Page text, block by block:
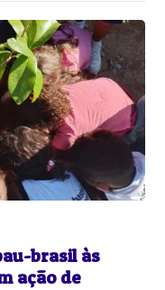
brasil às
ação de